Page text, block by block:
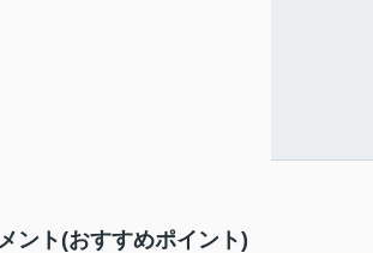
ント(おすすめポイント)